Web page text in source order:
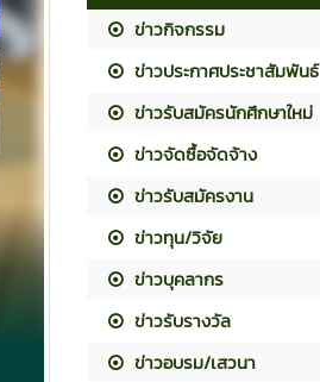
ข่าวกิจกรรม
ข่าวประกาศประชาสัมพันธ์
ข่าวรับสมัครนักศึกษาใหม่
ข่าวจัดซื้อจัดจ้าง
ข่าวรับสมัครงาน
ข่าวทุน/วิจัย
ข่าวบุคลากร
ข่าวรับรางวัล
ข่าวอบรม/เสวนา